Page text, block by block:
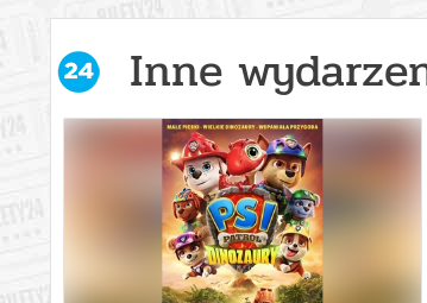
Ostrowiec Świętokrzyski
Ostrowiec Świętokrzyski
Ostrowiec Świętokrzyski
Ostrowiec Świętokrzyski
Inne